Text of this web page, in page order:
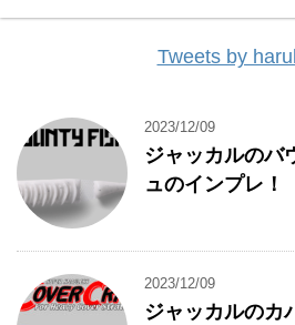
Tweets by
2023/12/09
ジャッカルのバ
ュのインプレ！
2023/12/09
ジャッカルのカ